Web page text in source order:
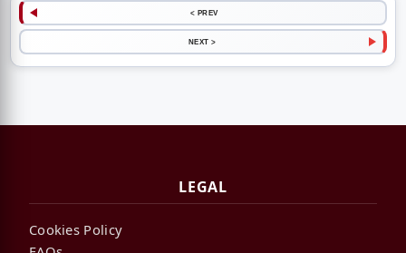
< PREV
NEXT >
LEGAL
Cookies Policy